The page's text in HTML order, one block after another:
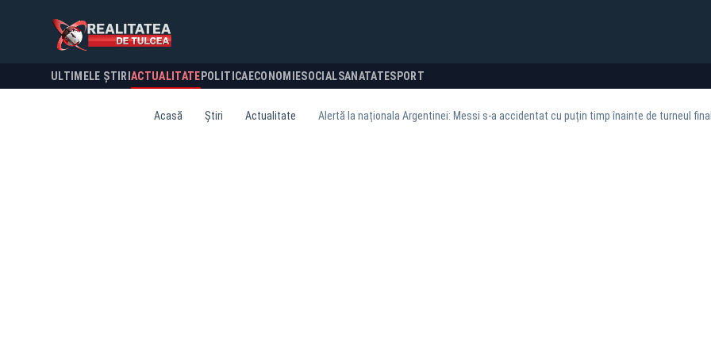
ULTIMELE ȘTIRI ACTUALITATE POLITICA ECONOMIESOCIALSANATATESPORT
Acasă Știri Actualitate Alertă la naționala Argentinei: Messi s-a accidentat cu puțin timp înainte de turneul final